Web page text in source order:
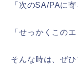
「次のSA/PAに
「せっかくこの
そんな時は、ぜ